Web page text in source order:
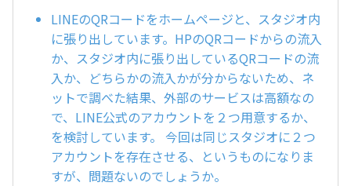
LINEのQRコードをホームページと、スタジオ内
に張り出しています。HPのQRコードからの流入
か、スタジオ内に張り出しているQRコードの流
入か、どちらかの流入かが分からないため、ネ
ットで調べた結果、外部のサービスは高額なの
で、LINE公式のアカウントを２つ用意するか、
を検討しています。 今回は同じスタジオに２つ
アカウントを存在させる、というものになりま
すが、問題ないのでしょうか。